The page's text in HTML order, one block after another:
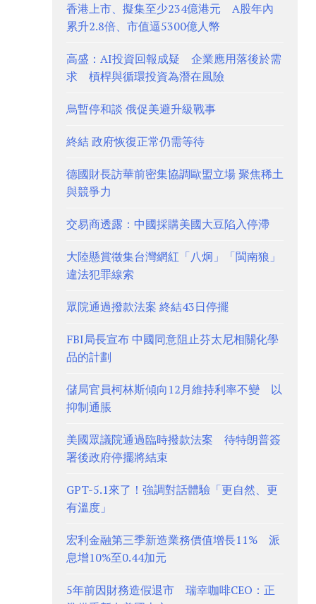
香港上市、擬集至少234億港元 A股年內
累升2.8倍、市值逼5300億人幣
高盛：AI投資回報成疑 企業應用落後於需
求 槓桿與循環投資為潛在風險
烏暫停和談 俄促美避升級戰事
終結 政府恢復正常仍需等待
德國財長訪華前密集協調歐盟立場 聚焦稀土
與競爭力
交易商透露：中國採購美國大豆陷入停滯
大陸懸賞徵集台灣網紅「八炯」「閩南狼」
違法犯罪線索
眾院通過撥款法案 終結43日停擺
FBI局長宣布 中國同意阻止芬太尼相關化學
品的計劃
儲局官員柯林斯傾向12月維持利率不變 以
抑制通脹
美國眾議院通過臨時撥款法案 待特朗普簽
署後政府停擺將結束
GPT-5.1來了！強調對話體驗「更自然、更
有溫度」
宏利金融第三季新造業務價值增長11% 派
息增10%至0.44加元
5年前因財務造假退市 瑞幸咖啡CEO：正